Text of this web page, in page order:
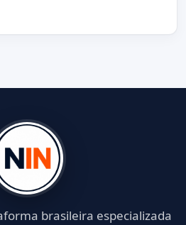
brasileira especializada